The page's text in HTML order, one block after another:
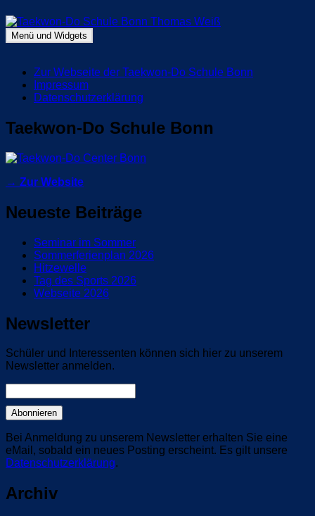
Inhalt
springen
Taekwon-Do Schule Bonn Thomas Weiß
Blog Taekwon-Do Schule Bonn
Menü und Widgets
Zur Webseite der Taekwon-Do Schule Bonn
Impressum
Datenschutzerklärung
Taekwon-Do Schule Bonn
→ Zur Website
Neueste Beiträge
Seminar im Sommer
Sommerferienplan 2026
Hitzewelle
Tag des Sports 2026
Webseite 2026
Newsletter
Schüler und Interessenten können sich hier zu unserem
Newsletter anmelden.
Bei Anmeldung zu unserem Newsletter erhalten Sie eine
eMail, sobald ein neues Posting erscheint. Es gilt unsere
Datenschutzerklärung.
Archiv